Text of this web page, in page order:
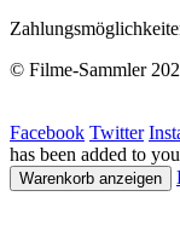
© Filme-Sammler
Facebook Twitter
has been added to
Warenkorb anzeigen